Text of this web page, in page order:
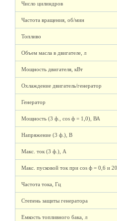
Число цилиндров
Частота вращения, об/мин
Топливо
Объем масла в двигателе, л
Мощность двигателя, кВт
Охлаждение двигатель/генератор
Генератор
Мощность (3 ф., cos ф = 1,0), ВА
Напряжение (3 ф.), В
Макс. ток (3 ф.), А
Макс. пусковой ток при cos ф = 0,6 и
Частота тока, Гц
Степень защиты генератора
Емкость топливного бака, л